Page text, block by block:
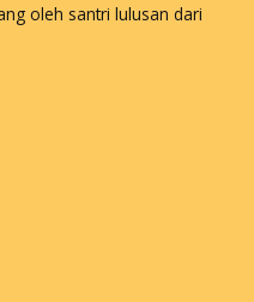
oleh santri lulusan dari